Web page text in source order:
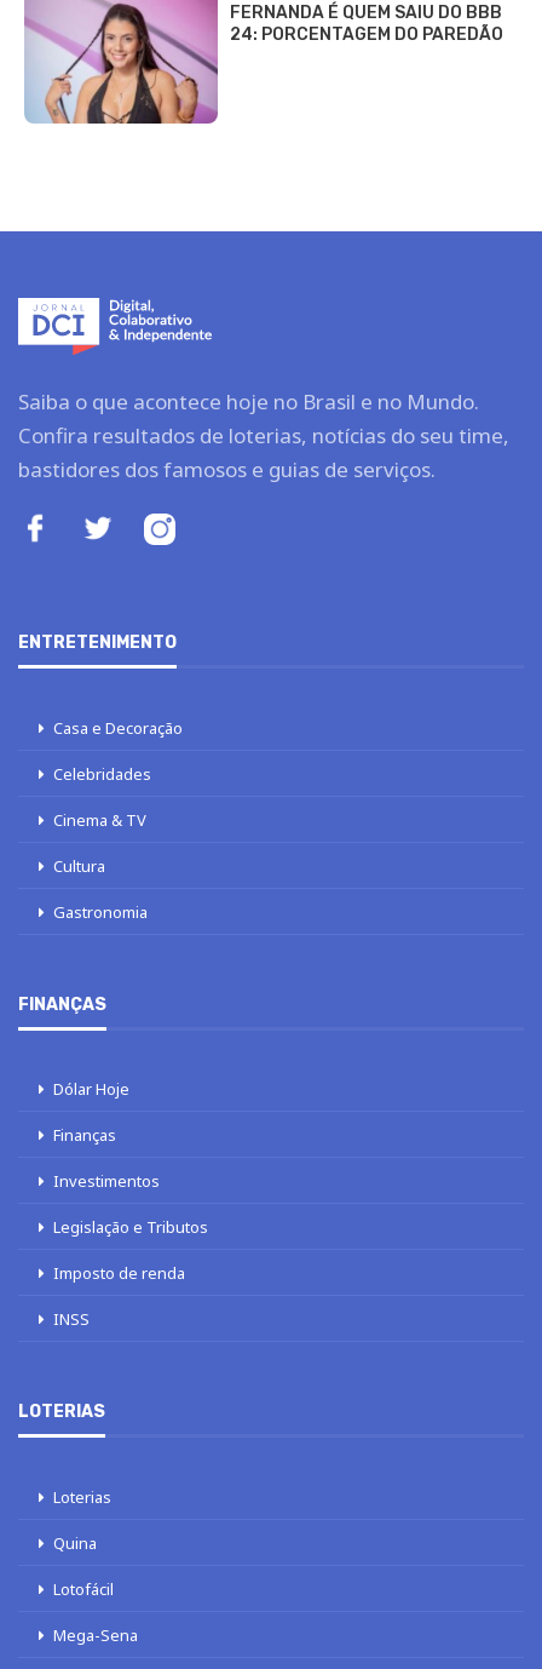
FERNANDA É QUEM SAIU DO BBB
24: PORCENTAGEM DO PAREDÃO
Saiba o que acontece hoje no Brasil e no Mundo.
Confira resultados de loterias, notícias do seu time,
bastidores dos famosos e guias de serviços.
ENTRETENIMENTO
Casa e Decoração
Celebridades
Cinema & TV
Cultura
Gastronomia
FINANÇAS
Dólar Hoje
Finanças
Investimentos
Legislação e Tributos
Imposto de renda
INSS
LOTERIAS
Loterias
Quina
Lotofácil
Mega-Sena